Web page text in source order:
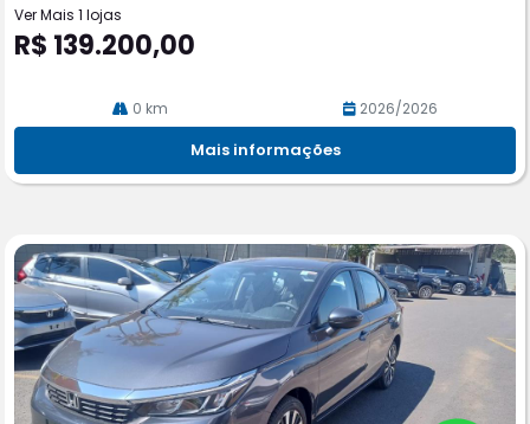
Ver Mais 1 lojas
R$ 139.200,00
0 km 2026/2026
Mais informações